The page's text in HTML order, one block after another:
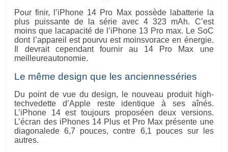
Pour finir, l’iPhone 14 Pro Max possède labatterie la
plus puissante de la série avec 4 323 mAh. C’est
moins que lacapacité de l’iPhone 13 Pro max. Le SoC
dont l’appareil est pourvu est moinsvorace en énergie.
Il devrait cependant fournir au 14 Pro Max une
meilleureautonomie.
Le même design que les anciennesséries
Du point de vue du design, le nouveau produit high-
techvedette d’Apple reste identique à ses aînés.
L’iPhone 14 est toujours proposéen deux versions.
L’écran des iPhones 14 Plus et Pro Max présente une
diagonalede 6,7 pouces, contre 6,1 pouces sur les
autres.